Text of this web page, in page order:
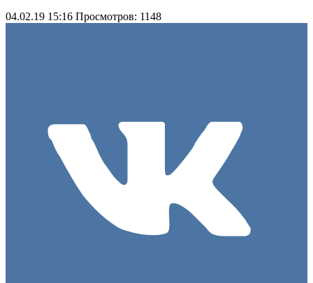
04.02.19 15:16 Просмотров: 1148